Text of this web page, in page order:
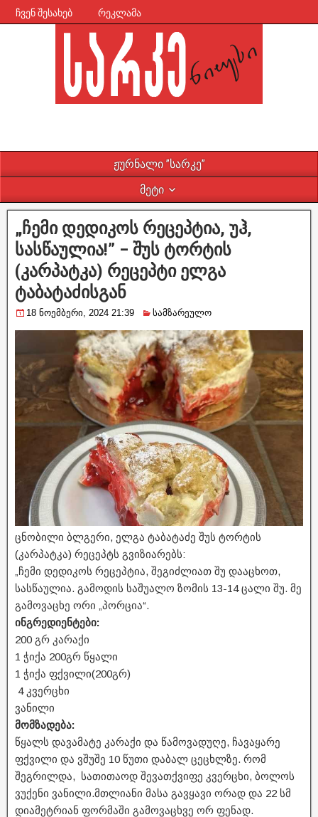
ჩვენ შესახებ რეკლამა
ჟურნალი ”სარკე”
მეტი
„ჩემი დედიკოს რეცეპტია, უჰ,
სასწაულია!” – შუს ტორტის
(კარპატკა) რეცეპტი ელგა
ტაბატაძისგან
18 ნოემბერი, 2024 21:39 სამზარეულო
ცნობილი ბლგერი, ელგა ტაბატაძე შუს ტორტის
(კარპატკა) რეცეპტს გვიზიარებს:
„ჩემი დედიკოს რეცეპტია, შეგიძლიათ შუ დააცხოთ,
სასწაულია. გამოდის საშუალო ზომის 13-14 ცალი შუ. მე
გამოვაცხე ორი „პორცია“.
ინგრედიენტები:
200 გრ კარაქი
1 ჭიქა 200გრ წყალი
1 ჭიქა ფქვილი(200გრ)
4 კვერცხი
ვანილი
მომზადება:
წყალს დავამატე კარაქი და წამოვადუღე, ჩავაყარე
ფქვილი და ვშუშე 10 წუთი დაბალ ცეცხლზე. რომ
შეგრილდა, სათითაოდ შევათქვიფე კვერცხი, ბოლოს
ვუქენი ვანილი.მთლიანი მასა გავყავი ორად და 22 სმ
დიამეტრიან ფორმაში გამოვაცხვე ორ ფენად.